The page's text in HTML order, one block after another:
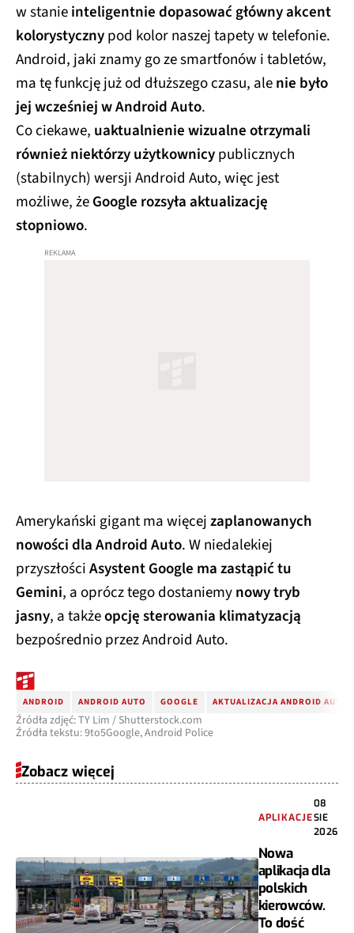
w stanieinteligentnie dopasować główny akcent
kolorystycznypod kolor naszej tapety w telefonie.
Android, jaki znamy go ze smartfonów i tabletów,
ma tę funkcję już od dłuższego czasu, alenie było
jej wcześniej w Android Auto.
Co ciekawe, uaktualnienie wizualne otrzymali
również niektórzy użytkownicypublicznych
(stabilnych) wersji Android Auto, więc jest
możliwe, żeGoogle rozsyła aktualizację
stopniowo.
Amerykański gigant ma więcejzaplanowanych
nowości dla Android Auto. W niedalekiej
przyszłościAsystent Google ma zastąpić tu
Gemini, a oprócz tego dostaniemynowy tryb
jasny, a takżeopcję sterowania klimatyzacją
bezpośrednio przez Android Auto.
ANDROID ANDROID AUTO GOOGLE AKTUALIZACJA ANDROID AUTO
Źródła zdjęć: TY Lim / Shutterstock.com
Źródła tekstu: 9to5Google, Android Police
Zobacz więcej
APLIKACJE
08
SIE
2026
Nowa
aplikacja dla
polskich
kierowców.
To dość